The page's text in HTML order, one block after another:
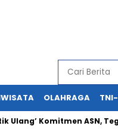
OLAHRAGA
Komitmen ASN, Tegur